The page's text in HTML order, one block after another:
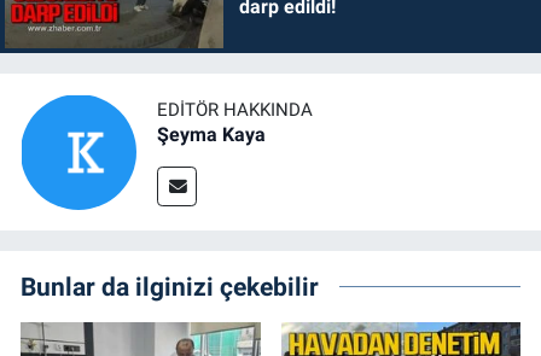
darp edildi!
EDITÖR HAKKINDA
Şeyma Kaya
Bunlar da ilginizi çekebilir